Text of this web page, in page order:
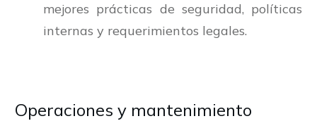
mejores prácticas de seguridad, políticas
internas y requerimientos legales.
Operaciones y mantenimiento